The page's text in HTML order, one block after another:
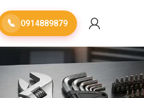
📞 0914889879